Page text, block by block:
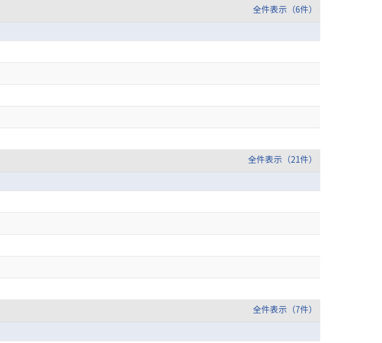
全件表示（6件）
全件表示（21件）
全件表示（7件）